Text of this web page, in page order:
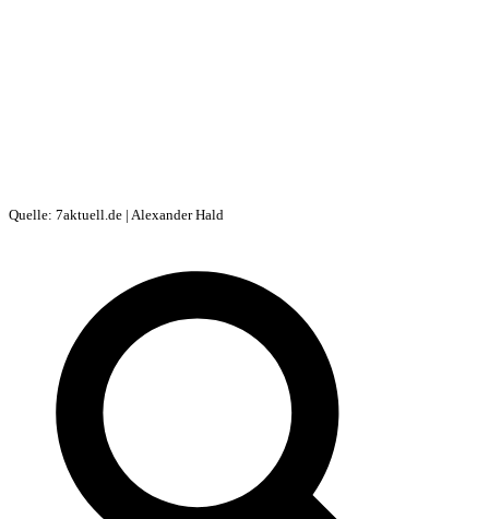
Quelle: 7aktuell.de | Alexander Hald